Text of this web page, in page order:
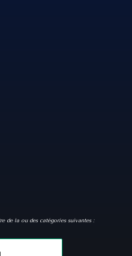
de la ou des catégories suivantes :